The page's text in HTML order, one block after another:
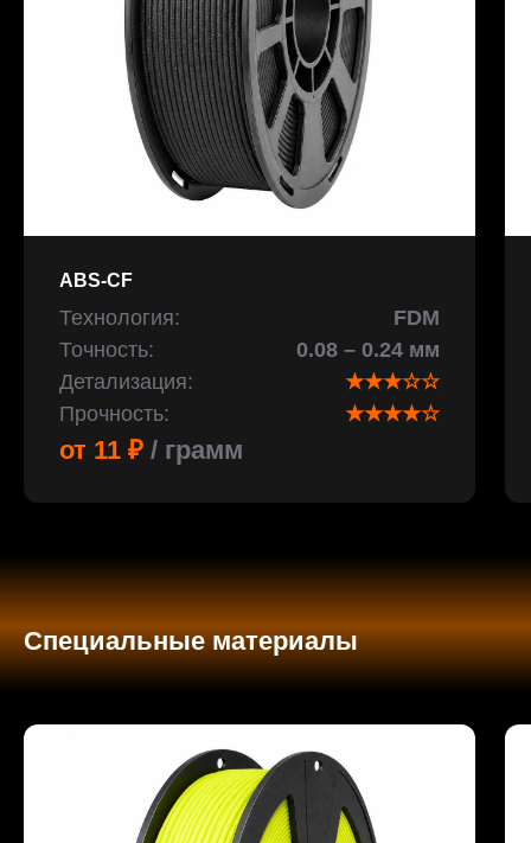
ABS-CF
Технология:
FDM
Точность:
0.08 – 0.24 мм
Детализация:
★★★☆☆
Прочность:
★★★★☆
от 11 ₽ / грамм
Специальные материалы